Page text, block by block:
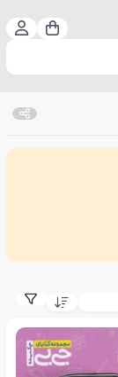
سبد